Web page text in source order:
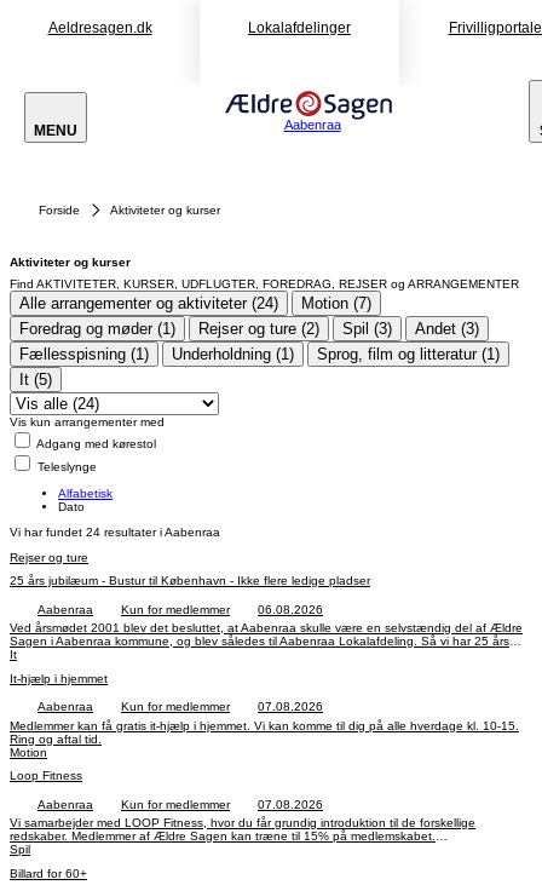
Aeldresagen.dk Lokalafdelinger
MENU Aabenraa
Forside Aktiviteter og kurser
Aktiviteter og kurser
Find AKTIVITETER, KURSER, UDFLUGTER, FOREDRAG, REJSER og ARRANGEMENTER
Alle arrangementer og aktiviteter (24)
Motion (7)
Foredrag og møder (1)
Rejser og ture (2) Spil (3)
Andet (3)
Fællesspisning (1)
Underholdning (1)
Sprog, film og litteratur (1)
It (5)
Vis kun arrangementer med
Adgang med kørestol
Teleslynge
Alfabetisk
Dato
Vi har fundet 24 resultater i Aabenraa
Rejser og ture
25 års jubilæum - Bustur til København - Ikke flere ledige pladser
Aabenraa Kun for medlemmer
06.08.2026
Ved årsmødet 2001 blev det besluttet, at Aabenraa skulle være en selvstændig del af Ældre
Sagen i Aabenraa kommune, og blev således til Aabenraa Lokalafdeling. Så vi har 25 års
jubilæum i år. Dette vil vi fejre ved at invitere vores medlemmer til 2 forskellige
Folkehjem. Disse arrangementer er kun for medlemmer af Aabenraa Lokalafdeling. Læs
It
It-hjælp i hjemmet
Aabenraa Kun for medlemmer
07.08.2026
Medlemmer kan få gratis it-hjælp i hjemmet. Vi kan komme til dig på alle hverdage kl. 10-15.
Ring og aftal tid.
Motion
Loop Fitness
Aabenraa Kun for medlemmer
07.08.2026
Vi samarbejder med LOOP Fitness, hvor du får grundig introduktion til de forskellige
redskaber. Medlemmer af Ældre Sagen kan træne til 15% på medlemskabet.
Oprettelsesgebyr 199 kr. Abonnementet er pr. 30 dage. Betalinger pålægges et
mellem kl.8-kl.12
Spil
Billard for 60+